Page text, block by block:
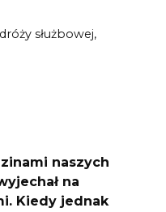
służbowej,
naszych
na
Kiedy jednak